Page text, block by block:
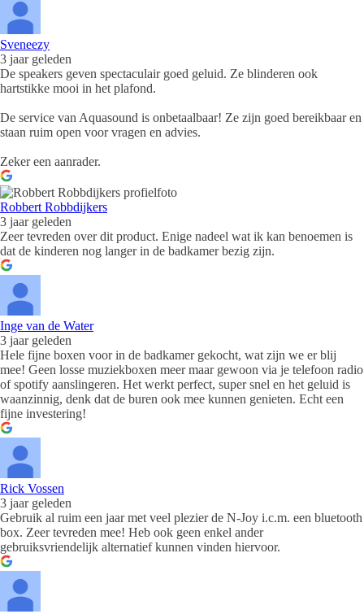
Sveneezy
3 jaar geleden
De speakers geven spectaculair goed geluid. Ze blinderen ook
hartstikke mooi in het plafond.
De service van Aquasound is onbetaalbaar! Ze zijn goed bereikbaar en
staan ruim open voor vragen en advies.
Zeker een aanrader.
Robbert Robbdijkers
3 jaar geleden
Zeer tevreden over dit product. Enige nadeel wat ik kan benoemen is
dat de kinderen nog langer in de badkamer bezig zijn.
Inge van de Water
3 jaar geleden
Hele fijne boxen voor in de badkamer gekocht, wat zijn we er blij
mee! Geen losse muziekboxen meer maar gewoon via je telefoon radio
of spotify aanslingeren. Het werkt perfect, super snel en het geluid is
waanzinnig, denk dat de buren ook mee kunnen genieten. Echt een
fijne investering!
Rick Vossen
3 jaar geleden
Gebruik al ruim een jaar met veel plezier de N-Joy i.c.m. een bluetooth
box. Zeer tevreden mee! Heb ook geen enkel ander
gebruiksvriendelijk alternatief kunnen vinden hiervoor.